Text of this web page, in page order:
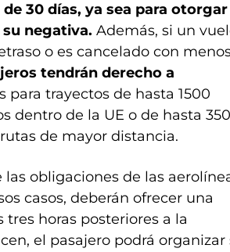
30 días, ya sea para otorgar
negativa. Además, si un
o es cancelado con
tendrán derecho a
para trayectos de hasta 1500
dentro de la UE o de hasta
de mayor distancia.
obligaciones de las
casos, deberán ofrecer una
horas posteriores a la
el pasajero podrá organizar